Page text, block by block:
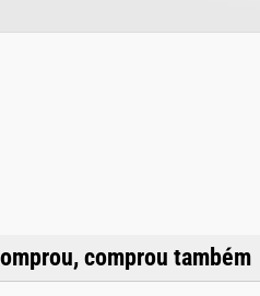
comprou também